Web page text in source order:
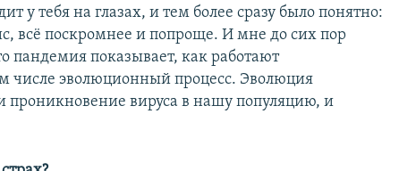
у тебя на глазах, и тем более сразу было понятно:
всё поскромнее и попроще. И мне до сих пор
пандемия показывает, как работают
числе эволюционный процесс. Эволюция
и проникновение вируса в нашу популяцию, и